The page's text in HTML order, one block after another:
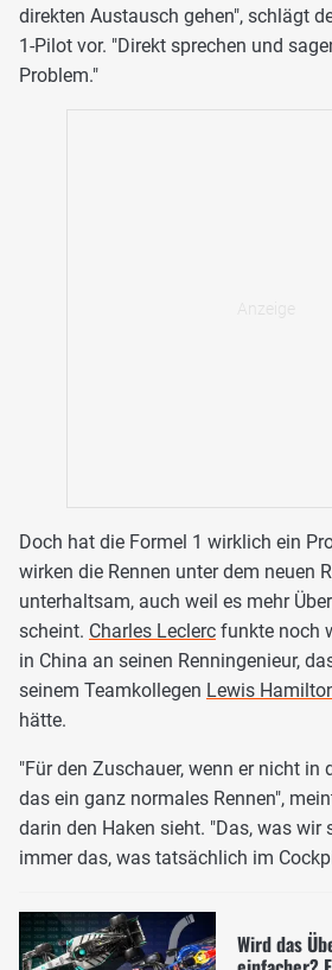
direkten Austausch gehen", schlägt
1-Pilot vor. "Direkt sprechen und
Problem."
Doch hat die Formel 1 wirklich ein
wirken die Rennen unter dem neuen
unterhaltsam, auch weil es mehr
scheint. Charles Leclerc funkte noch
in China an seinen Renningenieur,
seinem Teamkollegen Lewis
hätte.
"Für den Zuschauer, wenn er nicht in
das ein ganz normales Rennen",
darin den Haken sieht. "Das, was wir
immer das, was tatsächlich im
Wird das